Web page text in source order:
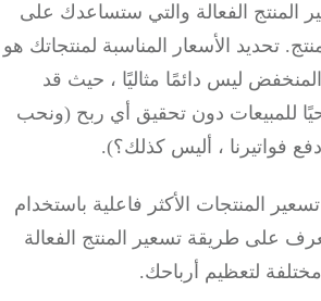
الفعالة والتي ستساعدك على
تحديد الأسعار المناسبة لمنتجاتك هو
ليس دائمًا مثاليًا ، حيث قد
للمبيعات دون تحقيق أي ربح (ونحب
، أليس كذلك؟).
المنتجات الأكثر فاعلية باستخدام
طريقة تسعير المنتج الفعالة